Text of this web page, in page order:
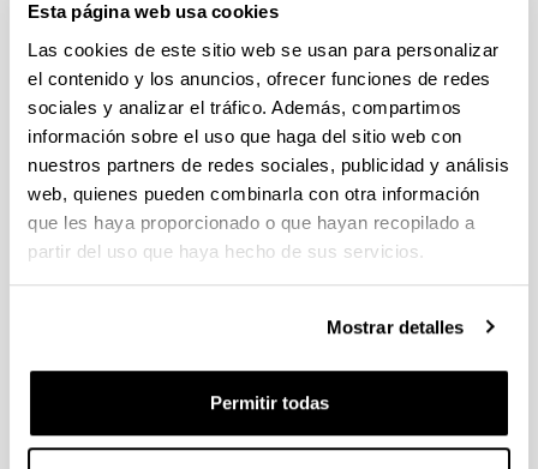
Esta página web usa cookies
Las cookies de este sitio web se usan para personalizar
el contenido y los anuncios, ofrecer funciones de redes
sociales y analizar el tráfico. Además, compartimos
información sobre el uso que haga del sitio web con
nuestros partners de redes sociales, publicidad y análisis
web, quienes pueden combinarla con otra información
que les haya proporcionado o que hayan recopilado a
partir del uso que haya hecho de sus servicios.
Mostrar detalles
Permitir todas
tecnología farmacéutica, terapia génica y celular,
caracterización de biomateriales y especialmente
en el desarrollo de nuevos medicamentos de
liberación controlada y continua de fármacos,
péptidos, proteínas, ácidos nucleicos y células.
Por otra parte, se desarrollan proyectos vinculados
con la evaluación biofarmacéutica, farmacocinética
y farmacoterapéutica de medicamentos, la atención
farmacéutica y sobre la regulación de
medicamentos biotecnológicos.
farmacéutico y biotecnológico así como con
diversas instituciones sanitarias, universidades y
internacionales.